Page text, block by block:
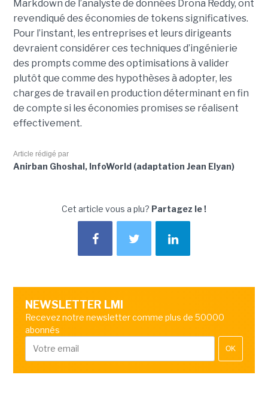
Markdown de l’analyste de données Drona Reddy, ont
revendiqué des économies de tokens significatives.
Pour l’instant, les entreprises et leurs dirigeants
devraient considérer ces techniques d’ingénierie
des prompts comme des optimisations à valider
plutôt que comme des hypothèses à adopter, les
charges de travail en production déterminant en fin
de compte si les économies promises se réalisent
effectivement.
Article rédigé par
Anirban Ghoshal, InfoWorld (adaptation Jean Elyan)
Cet article vous a plu? Partagez le !
NEWSLETTER LMI
Recevez notre newsletter comme plus de 50000
abonnés
OK